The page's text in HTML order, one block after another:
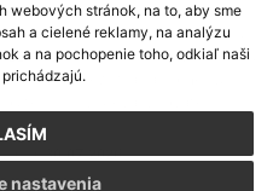
webových stránok, na to, aby sme
a cielené reklamy, na analýzu
a na pochopenie toho, odkiaľ naši
nastavenia
informácií s využitím RSS
2,Mapa stránok,web portál
,domény,registrácia domény
30.07.2026